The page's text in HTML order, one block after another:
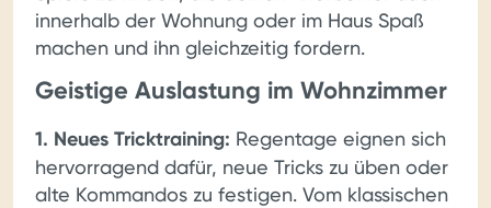
innerhalb der Wohnung oder im Haus Spaß
machen und ihn gleichzeitig fordern.
Geistige Auslastung im Wohnzimmer
1. Neues Tricktraining: Regentage eignen sich
hervorragend dafür, neue Tricks zu üben oder
alte Kommandos zu festigen. Vom klassischen